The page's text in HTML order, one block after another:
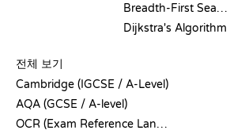
Breadth-First Search
Dijkstra's Algorithm
전체 보기
Cambridge (IGCSE / A-Level)
AQA (GCSE / A-level)
OCR (Exam Reference Language)